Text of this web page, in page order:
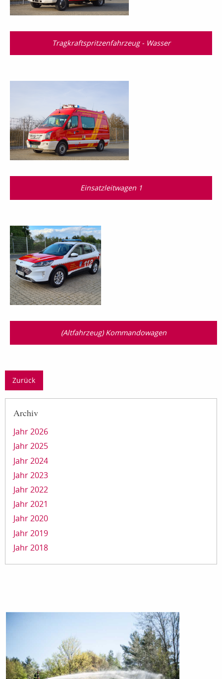
Tragkraftspritzenfahrzeug - Wasser
Einsatzleitwagen 1
(Altfahrzeug) Kommandowagen
Zurück
Archiv
Jahr 2026
Jahr 2025
Jahr 2024
Jahr 2023
Jahr 2022
Jahr 2021
Jahr 2020
Jahr 2019
Jahr 2018